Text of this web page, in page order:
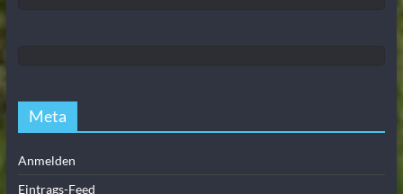
Meta
Anmelden
Eintrags-Feed